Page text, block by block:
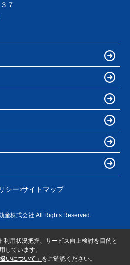
７
シー サイトマップ
産株式会社 All Rights Reserved.
利用状況把握、サービス向上検討を目的と
しています。
いについて」 をご確認ください。